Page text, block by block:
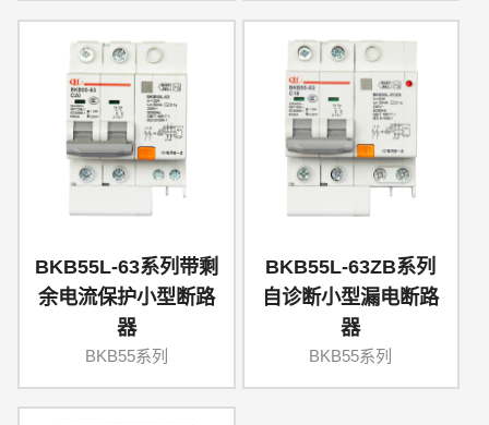
BKB55L-63系列带剩
余电流保护小型断路
器
BKB55系列
BKB55L-63ZB系列
自诊断小型漏电断路
器
BKB55系列